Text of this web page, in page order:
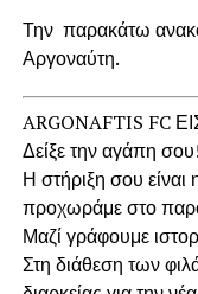
Την παρακάτω
Αργοναύτη.
ARGONAFTIS FC
Δείξε την αγάπη
Η στήριξη σου
προχωράμε στο
Μαζί γράφουμε
Στη διάθεση των